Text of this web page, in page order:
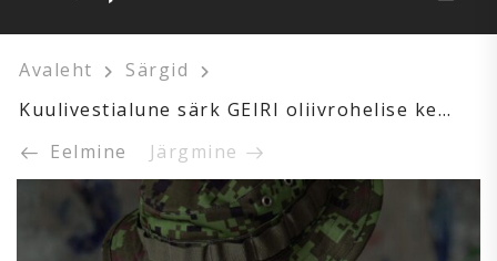
Avaleht
Särgid
Kuulivestialune särk GEIRI oliivrohelise kehaosaga (Ripstopist)
Eelmine
Järgmine